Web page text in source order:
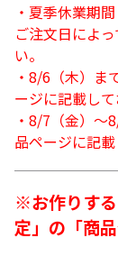
・夏季休業期
ご注文日によ
い。
・8/6（木）ま
ージに記載し
・8/7（金）～
品ページに記
※お作りす
定」の「商